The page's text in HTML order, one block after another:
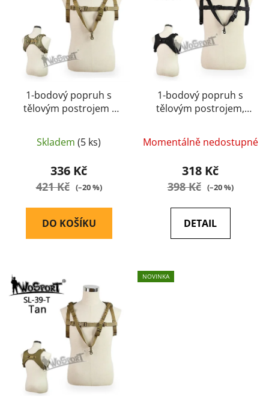
1-bodový popruh s
tělovým postrojem -
Skladem (5 ks)
336 Kč
421 Kč (–20 %)
DO KOŠÍKU
1-bodový popruh s
tělovým postrojem,
Momentálně nedostupné
318 Kč
398 Kč (–20 %)
DETAIL
NOVINKA